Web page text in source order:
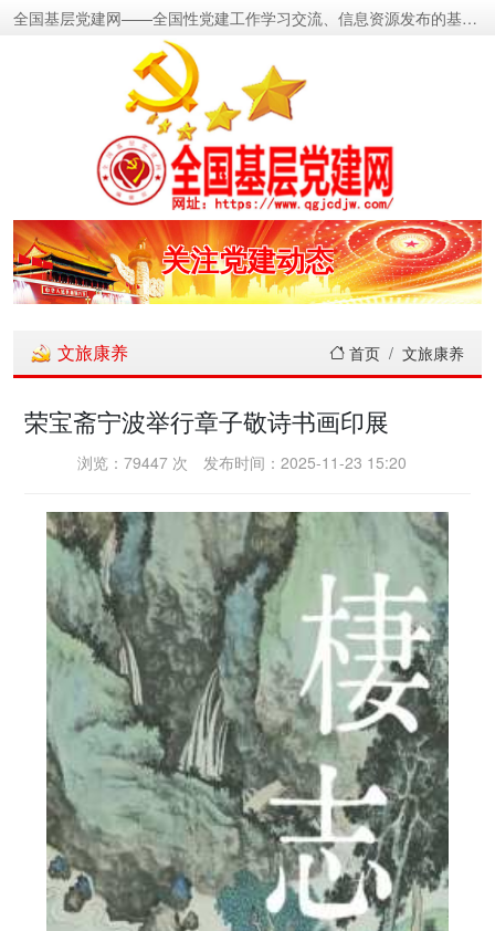
全国基层党建网——全国性党建工作学习交流、信息资源发布的基层党建新闻门户网
密切党群关系
传递党的声音
关注党建动态
传播党建理论
密切党群关系
传递党的声音
文旅康养 首页 文旅康养
荣宝斋宁波举行章子敬诗书画印展
浏览：79447 次 发布时间：2025-11-23 15:20